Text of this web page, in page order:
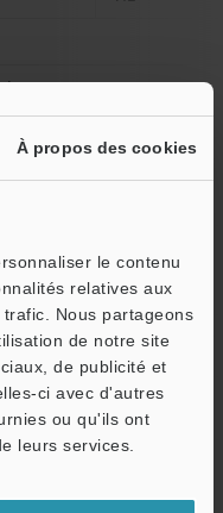
À propos des cookies
le contenu
relatives aux
Nous partageons
de notre site
de publicité et
ci avec d'autres
ou qu'ils ont
leurs services.
de
/
Transmetteur
de
(mA)
Transmetteur
Récepteur